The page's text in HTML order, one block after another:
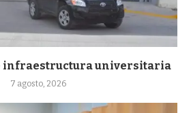
infraestructura universitaria
7 agosto, 2026